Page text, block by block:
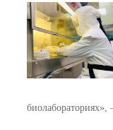
биолабораториях»,